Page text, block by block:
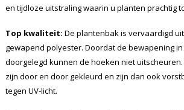
en tijdloze uitstraling waarin u planten prachtig
Top kwaliteit: De plantenbak is vervaardigd
gewapend polyester. Doordat de bewapening
doorgelegd kunnen de hoeken niet
zijn door en door gekleurd en zijn dan ook
tegen UV-licht.